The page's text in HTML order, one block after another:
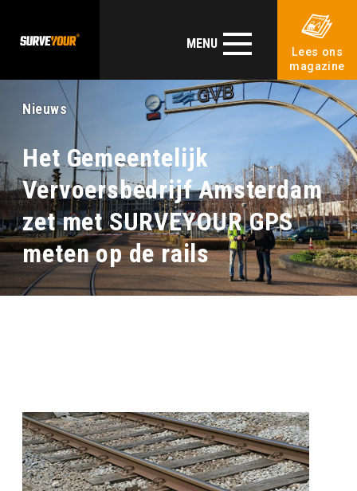
MENU
Lees ons
magazine
Nieuws
Het Gemeentelijk
Vervoersbedrijf Amsterdam
zet met SURVEYOUR GPS
meten op de rails